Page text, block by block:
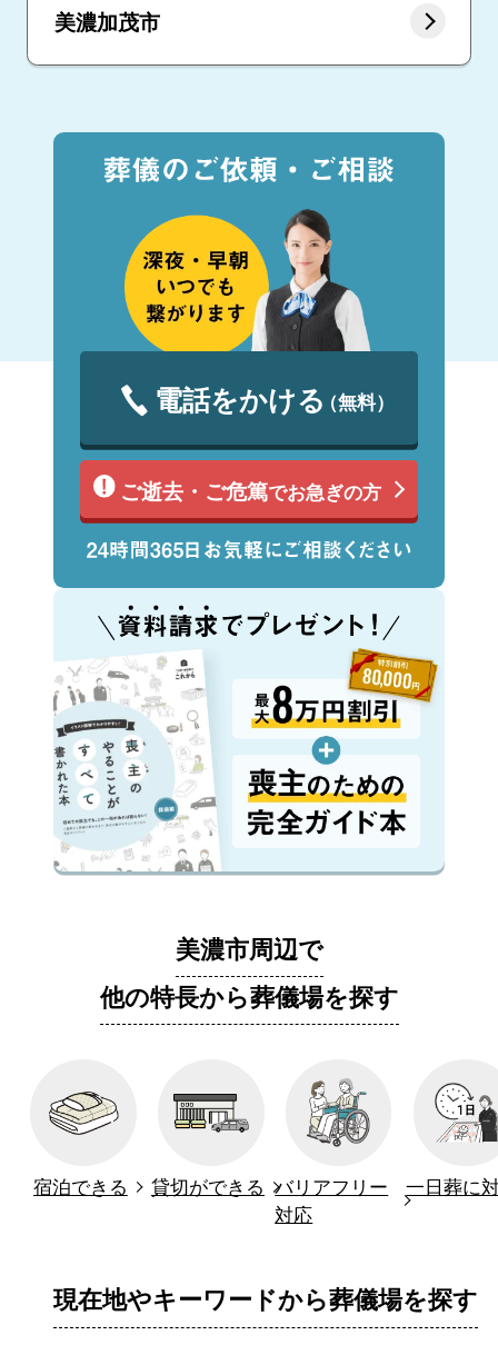
美濃加茂市
電話をかける（無料）
ご逝去・ご危篤でお急ぎの方
美濃市周辺で
他の特長から葬儀場を探す
宿泊できる 貸切ができる バリアフリー
対応
一日葬に
現在地やキーワードから葬儀場を探す